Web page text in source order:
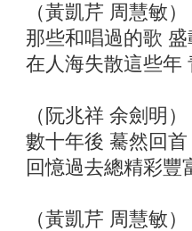
（黃凱芹 周慧敏）
那些和唱過的歌
在人海失散這些年
（阮兆祥 余劍明）
數十年後 驀然回
回憶過去總精彩豐
（黃凱芹 周慧敏）